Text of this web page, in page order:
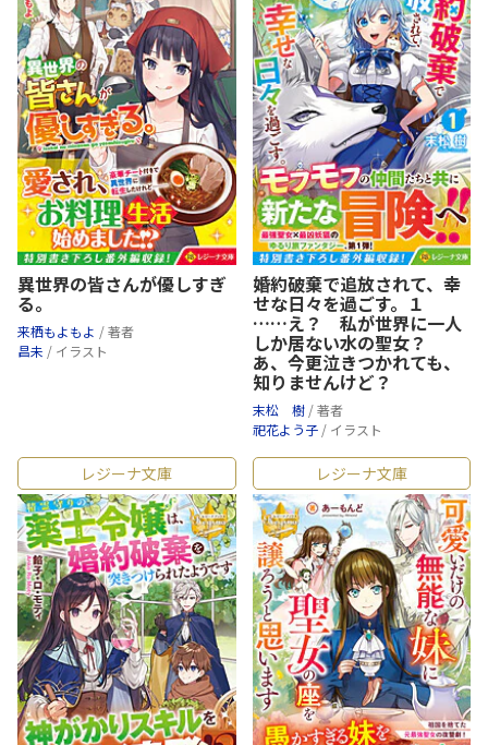
異世界の皆さんが優しすぎ
る。
来栖もよもよ / 著者
昌未 / イラスト
婚約破棄で追放されて、幸
せな日々を過ごす。１
……え？ 私が世界に一人
しか居ない水の聖女？
あ、今更泣きつかれても、
知りませんけど？
末松 樹 / 著者
祀花よう子 / イラスト
レジーナ文庫 レジーナ文庫